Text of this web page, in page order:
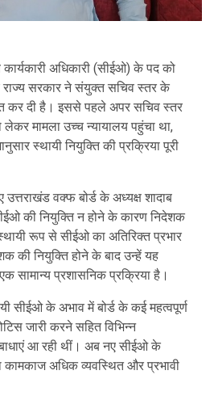
अधिकारी (सीईओ) के पद को
सरकार ने संयुक्त सचिव स्तर के
कर दी है। इससे पहले अपर सचिव स्तर
मामला उच्च न्यायालय पहुंचा था,
स्थायी नियुक्ति की प्रक्रिया पूरी
वक्फ बोर्ड के अध्यक्ष शादाब
की नियुक्ति न होने के कारण निदेशक
रूप से सीईओ का अतिरिक्त प्रभार
की नियुक्ति होने के बाद उन्हें यह
सामान्य प्रशासनिक प्रक्रिया है।
सीईओ के अभाव में बोर्ड के कई महत्वपूर्ण
जारी करने सहित विभिन्न
आ रही थीं। अब नए सीईओ के
कामकाज अधिक व्यवस्थित और प्रभावी